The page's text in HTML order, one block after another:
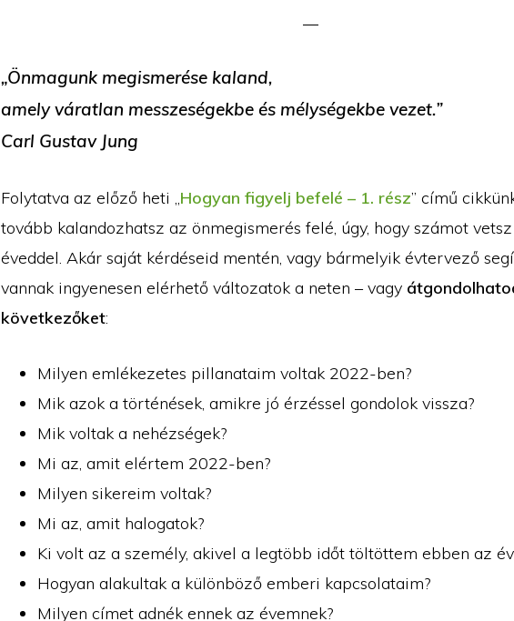
„Önmagunk megismerése kaland,
amely váratlan messzeségekbe és mélységekbe vezet.”
Carl Gustav Jung
Folytatva az előző heti „Hogyan figyelj befelé – 1. rész” című
tovább kalandozhatsz az önmegismerés felé, úgy, hogy számot
éveddel. Akár saját kérdéseid mentén, vagy bármelyik évtervező
vannak ingyenesen elérhető változatok a neten – vagy
következőket:
Milyen emlékezetes pillanataim voltak 2022-ben?
Mik azok a történések, amikre jó érzéssel gondolok vissza?
Mik voltak a nehézségek?
Mi az, amit elértem 2022-ben?
Milyen sikereim voltak?
Mi az, amit halogatok?
Ki volt az a személy, akivel a legtöbb időt töltöttem ebben az
Hogyan alakultak a különböző emberi kapcsolataim?
Milyen címet adnék ennek az évemnek?